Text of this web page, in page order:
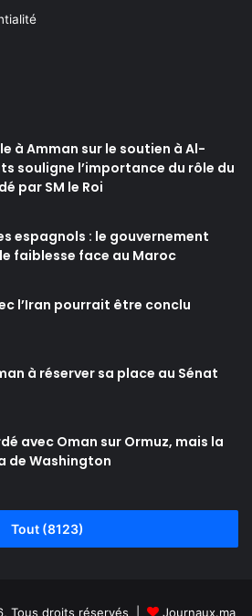
à Amman sur le soutien à Al-
souligne l’importance du rôle du
par SM le Roi
espagnols : le gouvernement
faiblesse face au Maroc
l’Iran pourrait être conclu
à réserver sa place au Sénat
avec Oman sur Ormuz, mais la
de Washington
Tout (8123)
Tous droits réservés | Journaux.ma